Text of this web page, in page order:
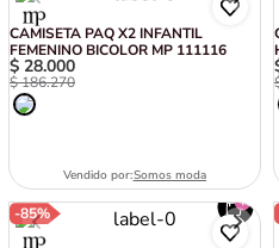
CAMISETA PAQ X2 INFANTIL
FEMENINO BICOLOR MP 111116
$ 28.000
$186.270
Vendido por:Somos moda
-85%